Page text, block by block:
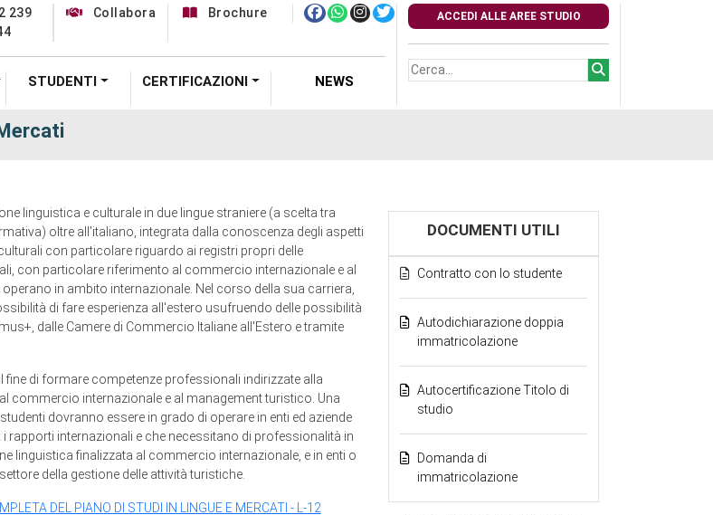
239
Collabora Brochure
STUDENTI CERTIFICAZIONI NEWS
ACCEDI ALLE AREE STUDIO
linguistica e culturale in due lingue straniere (a scelta tra
oltre all'italiano, integrata dalla conoscenza degli aspetti
con particolare riguardo ai registri propri delle
con particolare riferimento al commercio internazionale e al
in ambito internazionale. Nel corso della sua carriera,
di fare esperienza all'estero usufruendo delle possibilità
dalle Camere di Commercio Italiane all'Estero e tramite
fine di formare competenze professionali indirizzate alla
commercio internazionale e al management turistico. Una
dovranno essere in grado di operare in enti ed aziende
rapporti internazionali e che necessitano di professionalità in
linguistica finalizzata al commercio internazionale, e in enti o
della gestione delle attività turistiche.
DEL PIANO DI STUDI IN LINGUE E MERCATI - L-12
DOCUMENTI UTILI
Contratto con lo studente
Autodichiarazione doppia
immatricolazione
Autocertificazione Titolo di
studio
Domanda di
immatricolazione